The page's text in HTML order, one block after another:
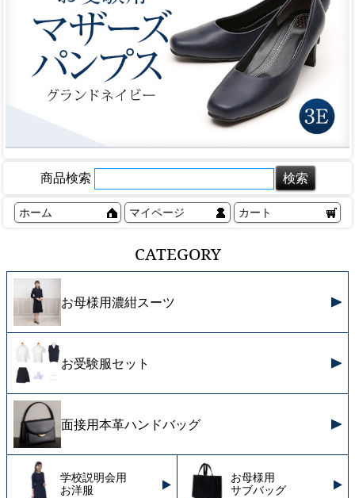
商品検索
ホーム マイページ カート
CATEGORY
お母様用濃紺スーツ
お受験服セット
面接用本革ハンドバッグ
学校説明会用
お洋服
お母様用
サブバッグ